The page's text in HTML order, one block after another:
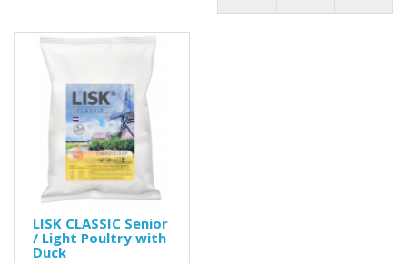
LISK CLASSIC Senior
/ Light Poultry with
Duck